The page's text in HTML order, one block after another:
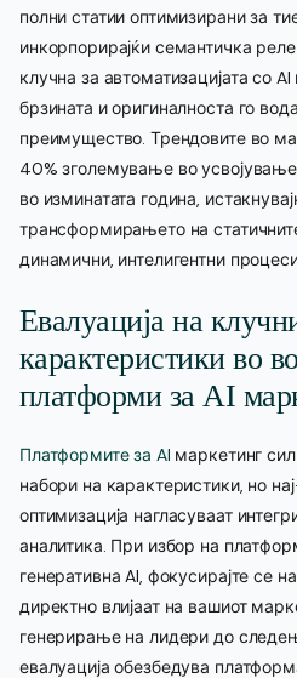
полни статии оптимизирани за
инкорпорирајќи семантичка
клучна за автоматизацијата со
брзината и оригиналноста го
преимущество. Трендовите во
40% зголемување во
во изминатата година,
трансформирањето на
динамични, интелигентни
Евалуација на
карактеристики во
платформи за AI
Платформите за AI маркетинг
набори на карактеристики, но
оптимизација нагласуваат
аналитика. При избор на
генеративна AI, фокусирајте се
директно влијаат на вашиот
генерирање на лидери до
евалуација обезбедува